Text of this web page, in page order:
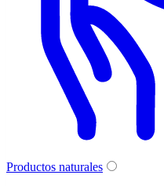
Productos naturales